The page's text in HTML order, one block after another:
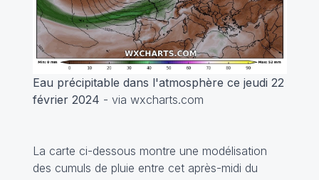
Eau précipitable dans l'atmosphère ce jeudi 22
février 2024 - via wxcharts.com
La carte ci-dessous montre une modélisation
des cumuls de pluie entre cet après-midi du